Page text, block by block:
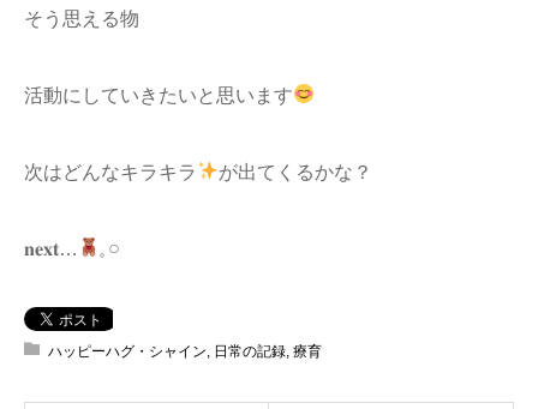
そう思える物
活動にしていきたいと思います
次はどんなキラキラ が出てくるかな？
𝐧𝐞𝐱𝐭… 𓈒 𓏸
ハッピーハグ・シャイン 日常の記録 療育